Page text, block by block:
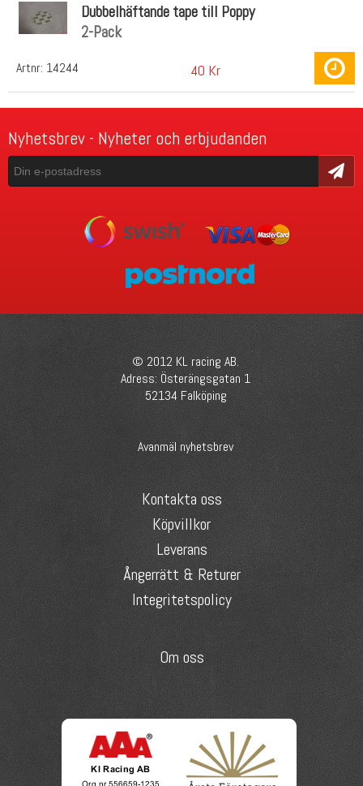
Artnr: 14244
Dubbelhäftande tape till Poppy
2-Pack
40 Kr
Nyhetsbrev - Nyheter och erbjudanden
Skicka
© 2012 KL racing AB.
Adress: Österängsgatan 1
52134 Falköping
Avanmäl nyhetsbrev
Kontakta oss
Köpvillkor
Leverans
Ångerrätt & Returer
Integritetspolicy
Om oss